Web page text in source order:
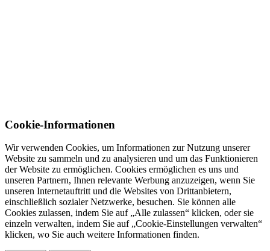
Cookie-Informationen
Wir verwenden Cookies, um Informationen zur Nutzung unserer
Website zu sammeln und zu analysieren und um das Funktionieren
der Website zu ermöglichen. Cookies ermöglichen es uns und
unseren Partnern, Ihnen relevante Werbung anzuzeigen, wenn Sie
unseren Internetauftritt und die Websites von Drittanbietern,
einschließlich sozialer Netzwerke, besuchen. Sie können alle
Cookies zulassen, indem Sie auf „Alle zulassen“ klicken, oder sie
einzeln verwalten, indem Sie auf „Cookie-Einstellungen verwalten“
klicken, wo Sie auch weitere Informationen finden.